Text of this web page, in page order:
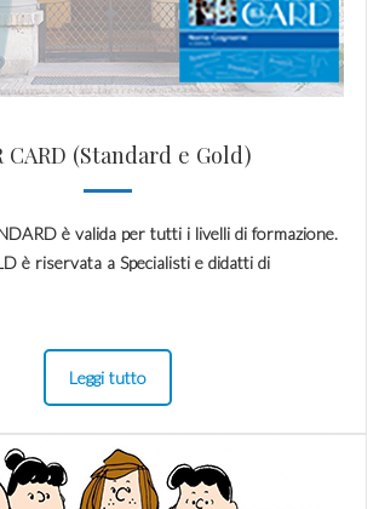
CARD (Standard e Gold)
è valida per tutti i livelli di formazione.
è riservata a Specialisti e didatti di
Leggi tutto